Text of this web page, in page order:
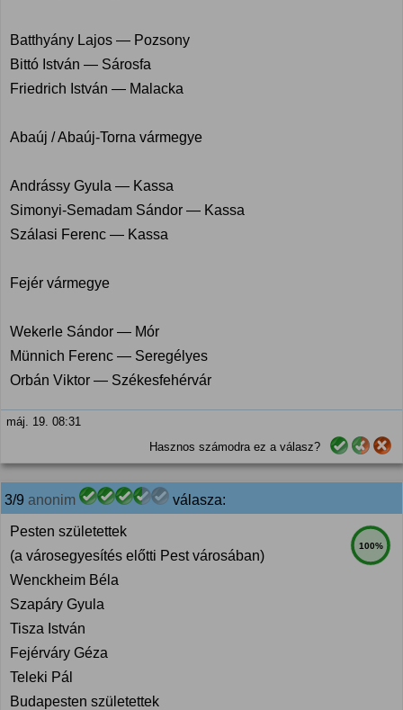
Batthyány Lajos — Pozsony
Bittó István — Sárosfa
Friedrich István — Malacka
Abaúj / Abaúj-Torna vármegye
Andrássy Gyula — Kassa
Simonyi-Semadam Sándor — Kassa
Szálasi Ferenc — Kassa
Fejér vármegye
Wekerle Sándor — Mór
Münnich Ferenc — Seregélyes
Orbán Viktor — Székesfehérvár
máj. 19. 08:31
Hasznos számodra ez a válasz?
3/9 anonim válasza:
100%
Pesten születettek
(a városegyesítés előtti Pest városában)
Wenckheim Béla
Szapáry Gyula
Tisza István
Fejérváry Géza
Teleki Pál
Budapesten születettek